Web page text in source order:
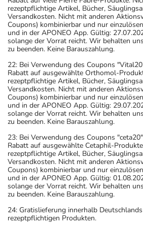
rezeptpflichtige Artikel, Bücher,
Versandkosten. Nicht mit anderen
Coupons) kombinierbar und nur
und in der APONEO App. Gültig:
solange der Vorrat reicht. Wir behalten
zu beenden. Keine Barauszahlung.
22: Bei Verwendung des Coupons
Rabatt auf ausgewählte Orthomol-
rezeptpflichtige Artikel, Bücher,
Versandkosten. Nicht mit anderen
Coupons) kombinierbar und nur
und in der APONEO App. Gültig:
solange der Vorrat reicht. Wir behalten
zu beenden. Keine Barauszahlung.
23: Bei Verwendung des Coupons
Rabatt auf ausgewählte Cetaphil-
rezeptpflichtige Artikel, Bücher,
Versandkosten. Nicht mit anderen
Coupons) kombinierbar und nur
und in der APONEO App. Gültig:
solange der Vorrat reicht. Wir behalten
zu beenden. Keine Barauszahlung.
24: Gratislieferung innerhalb
rezeptpflichtigen Produkten.